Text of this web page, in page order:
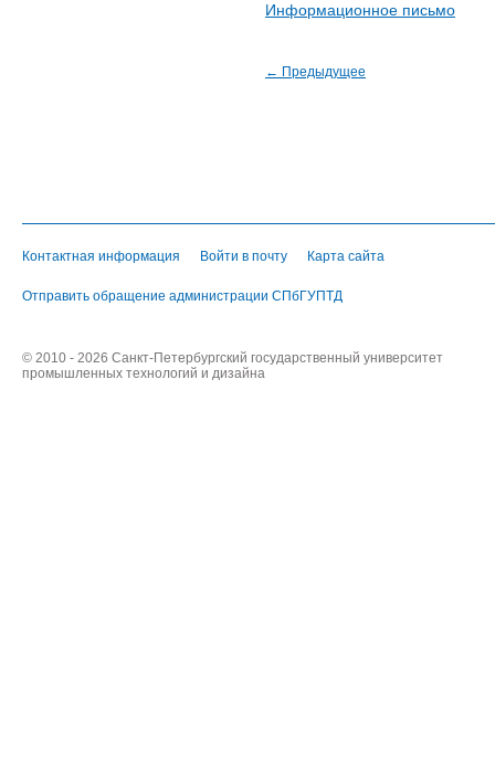
Информационное письмо
← Предыдущее
Контактная информация Войти в почту Карта сайта
Отправить обращение администрации СПбГУПТД
© 2010 - 2026 Санкт-Петербургский государственный университет
промышленных технологий и дизайна